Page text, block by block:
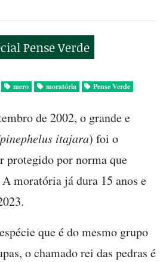
Pense Verde
mero moratória Pense Verde
de 2002, o grande e
itajara) foi o
protegido por norma que
moratória já dura 15 anos e
que é do mesmo grupo
o chamado rei das pedras é